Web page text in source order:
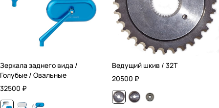
Зеркала заднего вида /
Голубые / Овальные
32500 ₽
Ведущий шкив / 32T
20500 ₽